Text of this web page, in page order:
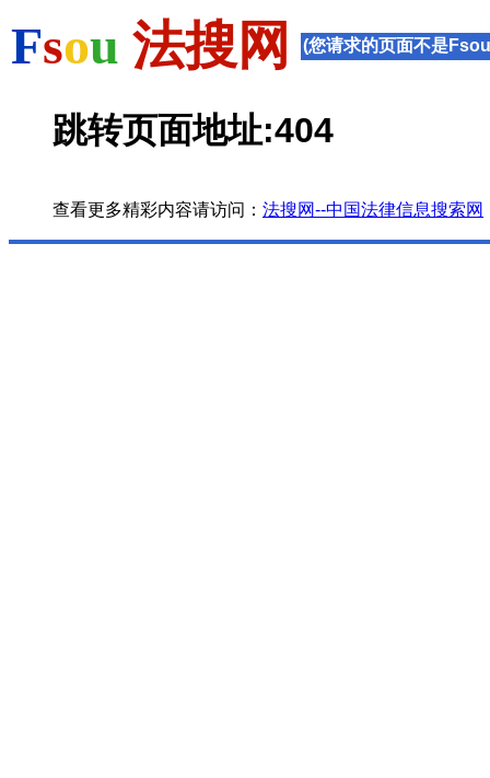
Fsou 法搜网 (您请求的页面不是
跳转页面地址:404
查看更多精彩内容请访问： 法搜网--中国法律信息搜索网